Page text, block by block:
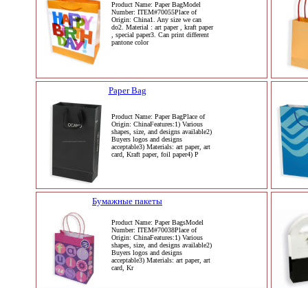
Product Name: Paper BagModel
Number: ITEM#70055Place of
Origin: China1. Any size we can
do2. Material : art paper , kraft paper
, special paper3. Can print different
pantone color
Paper Bag
Product Name: Paper BagPlace of
Origin: ChinaFeatures:1) Various
shapes, size, and designs available2)
Buyers logos and designs
acceptable3) Materials: art paper, art
card, Kraft paper, foil paper4) P
Бумажные пакеты
Product Name: Paper BagsModel
Number: ITEM#70038Place of
Origin: ChinaFeatures:1) Various
shapes, size, and designs available2)
Buyers logos and designs
acceptable3) Materials: art paper, art
card, Kr